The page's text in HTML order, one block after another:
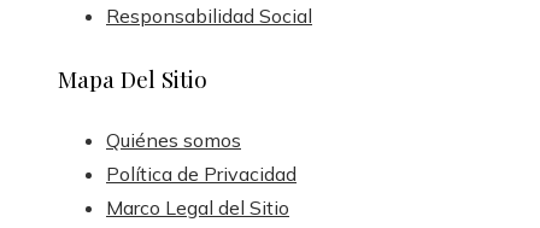
Responsabilidad Social
Mapa Del Sitio
Quiénes somos
Política de Privacidad
Marco Legal del Sitio